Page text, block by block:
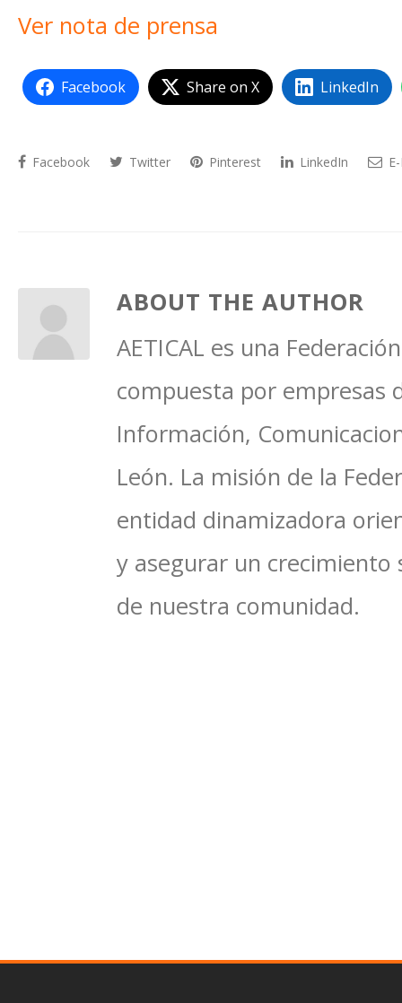
Ver nota de prensa
Facebook Share on X LinkedIn
Facebook Twitter Pinterest LinkedIn
ABOUT THE AUTHOR
AETICAL es una
compuesta por empresas
Información,
León. La misión de la
entidad dinamizadora
y asegurar un crecimiento
de nuestra comunidad.